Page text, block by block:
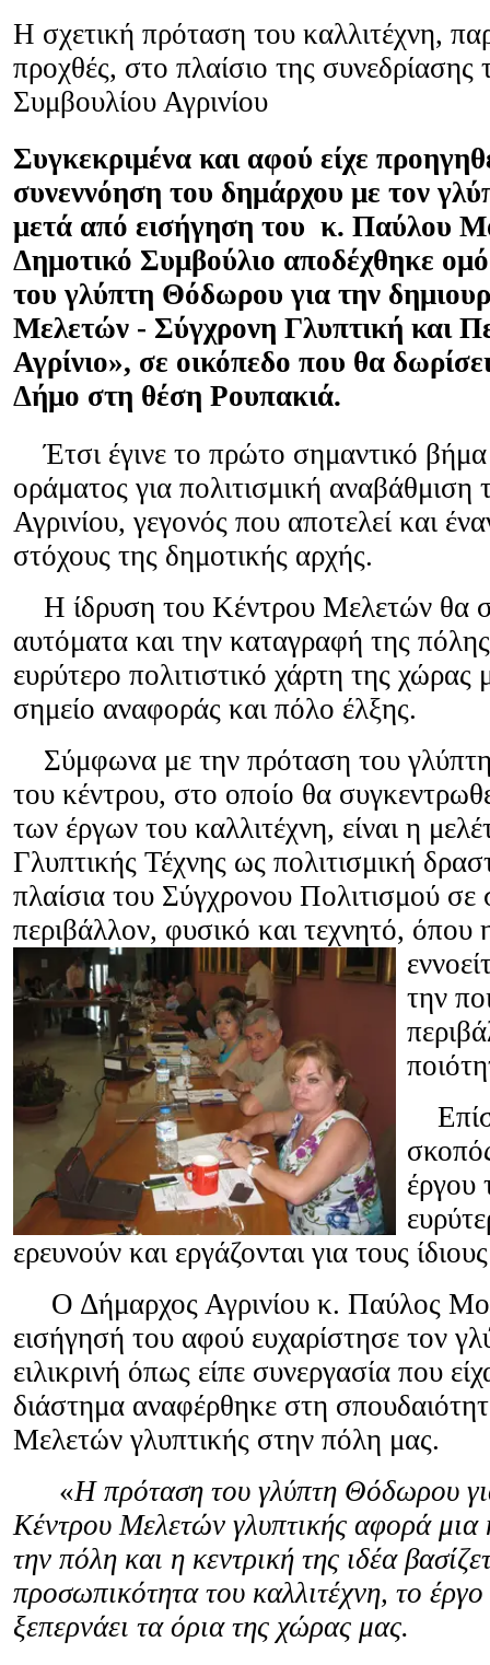
Η σχετική πρόταση του καλλιτέχνη,
προχθές, στο πλαίσιο της συνεδρίασης
Συμβουλίου Αγρινίου
Συγκεκριμένα και αφού είχε
συνεννόηση του δημάρχου με τον
μετά από εισήγηση του κ. Παύλου
Δημοτικό Συμβούλιο αποδέχθηκε
του γλύπτη Θόδωρου για την
Μελετών - Σύγχρονη Γλυπτική και
Αγρίνιο», σε οικόπεδο που θα
Δήμο στη θέση Ρουπακιά.
Έτσι έγινε το πρώτο σημαντικό
οράματος για πολιτισμική αναβάθμιση
Αγρινίου, γεγονός που αποτελεί και
στόχους της δημοτικής αρχής.
Η ίδρυση του Κέντρου Μελετών θα
αυτόματα και την καταγραφή της
ευρύτερο πολιτιστικό χάρτη της χώρας
σημείο αναφοράς και πόλο έλξης.
Σύμφωνα με την πρόταση του
του κέντρου, στο οποίο θα
των έργων του καλλιτέχνη, είναι η
Γλυπτικής Τέχνης ως πολιτισμική
πλαίσια του Σύγχρονου Πολιτισμού σε
περιβάλλον, φυσικό και τεχνητό, όπου
την
έργου
ερευνούν και εργάζονται για τους
Ο Δήμαρχος Αγρινίου κ. Παύλος
εισήγησή του αφού ευχαρίστησε τον
ειλικρινή όπως είπε συνεργασία που
διάστημα αναφέρθηκε στη
Μελετών γλυπτικής στην πόλη μας.
«Η πρόταση του γλύπτη Θόδωρου
Κέντρου Μελετών γλυπτικής αφορά μια
την πόλη και η κεντρική της ιδέα
προσωπικότητα του καλλιτέχνη, το
ξεπερνάει τα όρια της χώρας μας.